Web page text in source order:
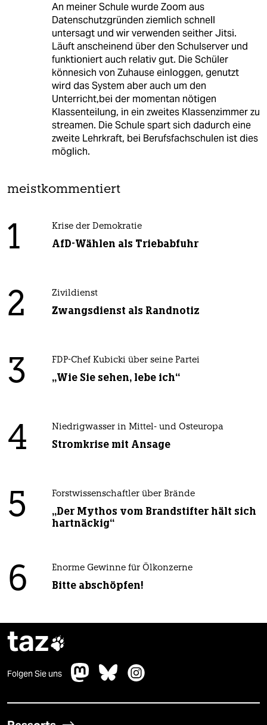
An meiner Schule wurde Zoom aus
Datenschutzgründen ziemlich schnell
untersagt und wir verwenden seither Jitsi.
Läuft anscheinend über den Schulserver und
funktioniert auch relativ gut. Die Schüler
könnesich von Zuhause einloggen, genutzt
wird das System aber auch um den
Unterricht,bei der momentan nötigen
Klassenteilung, in ein zweites Klassenzimmer zu
streamen. Die Schule spart sich dadurch eine
zweite Lehrkraft, bei Berufsfachschulen ist dies
möglich.
meistkommentiert
1 Krise der Demokratie
AfD-Wählen als Triebabfuhr
2 Zivildienst
Zwangsdienst als Randnotiz
3 FDP-Chef Kubicki über seine Partei
„Wie Sie sehen, lebe ich“
4 Niedrigwasser in Mittel- und Osteuropa
Stromkrise mit Ansage
5 Forstwissenschaftler über Brände
„Der Mythos vom Brandstifter hält sich
hartnäckig“
6 Enorme Gewinne für Ölkonzerne
Bitte abschöpfen!
taz
Folgen Sie uns